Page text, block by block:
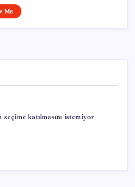
Me
katılmasını istemiyor